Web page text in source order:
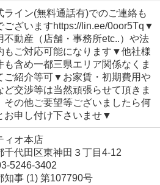
イン(無料通話有)でのご連絡も
ございますhttps://lin.ee/0oor5Tq▼
不動産（店舗・事務所etc..）や法
もご対応可能になります▼他社様
も含め一都三県エリア関係なくま
ご紹介等可▼お家賃・初期費用や
ど交渉等は当然頑張らせて頂きま
その他ご要望等ございましたら何
お申し付け下さいませ▼
ィオ本店
千代田区東神田３丁目4-12
5246-3402
知事 (1) 第107790号